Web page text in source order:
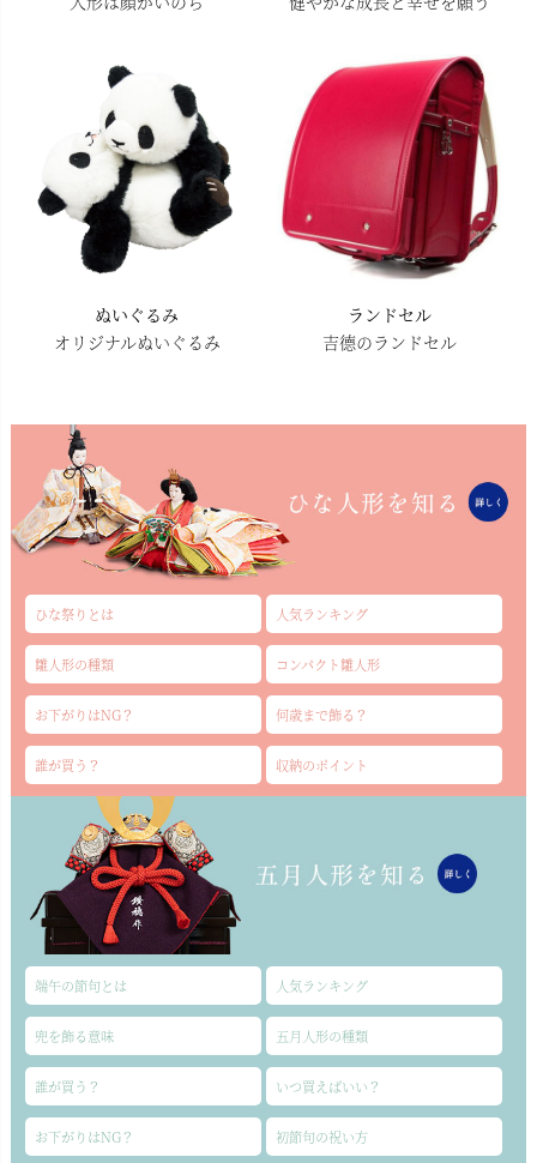
ぬいぐるみ
オリジナルぬいぐるみ
ランドセル
吉德のランドセル
ひな祭りとは 人気ランキング
雛人形の種類 コンパクト雛人形
お下がりはNG？ 何歳まで飾る？
誰が買う？ 収納のポイント
端午の節句とは 人気ランキング
兜を飾る意味 五月人形の種類
誰が買う？ いつ買えばいい？
お下がりはNG？ 初節句の祝い方